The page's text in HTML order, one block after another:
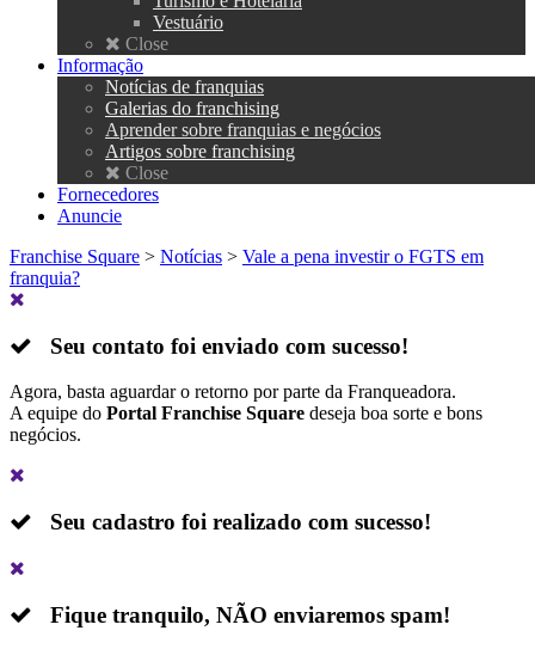
Vestuário
Close
Informação
Notícias de franquias
Galerias do franchising
Aprender sobre franquias e negócios
Artigos sobre franchising
Close
Fornecedores
Anuncie
Franchise Square > Notícias > Vale a pena investir o FGTS em
franquia?
Seu contato foi enviado com sucesso!
Agora, basta aguardar o retorno por parte da Franqueadora.
A equipe do Portal Franchise Square deseja boa sorte e bons
negócios.
Seu cadastro foi realizado com sucesso!
Fique tranquilo, NÃO enviaremos spam!